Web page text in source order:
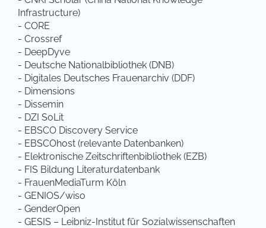
Infrastructure)
- CORE
- Crossref
- DeepDyve
- Deutsche Nationalbibliothek (DNB)
- Digitales Deutsches Frauenarchiv (DDF)
- Dimensions
- Dissemin
- DZI SoLit
- EBSCO Discovery Service
- EBSCOhost (relevante Datenbanken)
- Elektronische Zeitschriftenbibliothek (EZB)
- FIS Bildung Literaturdatenbank
- FrauenMediaTurm Köln
- GENIOS/wiso
- GenderOpen
- GESIS – Leibniz-Institut für Sozialwissenschaften